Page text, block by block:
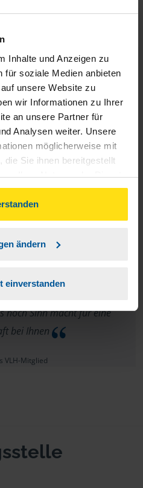
Inhalte und Anzeigen zu
für soziale Medien anbieten
unsere Website zu
wir Informationen zu Ihrer
an unsere Partner für
Analysen weiter. Unsere
möglicherweise mit
die Sie ihnen bereitgestellt
Ihrer Nutzung der Dienste
auf Einverstanden klicken,
von Cookies, gemäß
zustimmen.
ändern
einverstanden
wollen weil unsere Beratung
fühlen uns sehr gut
Familie Baumgärtel
VLH-Mitglied
Meyer
noch Sinn macht für eine
bei Ihnen
VLH-Mitglied